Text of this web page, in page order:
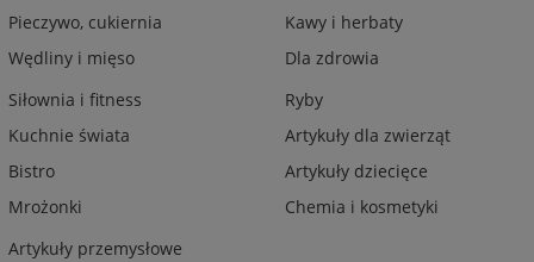
Pieczywo, cukiernia
Wędliny i mięso
Kawy i herbaty
Dla zdrowia
Siłownia i fitness
Kuchnie świata
Bistro
Mrożonki
Ryby
Artykuły dla zwierząt
Artykuły dziecięce
Chemia i kosmetyki
Artykuły przemysłowe